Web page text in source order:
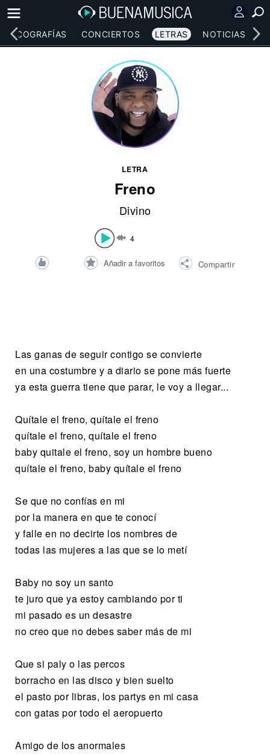
DISCOGRAFÍAS CONCIERTOS LETRAS NOTICIAS
LETRA
Freno
Divino
4
Añadir a favoritos Compartir
Las ganas de seguir contigo se convierte
en una costumbre y a diario se pone más fuerte
ya esta guerra tiene que parar, le voy a llegar...
Quítale el freno, quítale el freno
quítale el freno, quítale el freno
baby quitale el freno, soy un hombre bueno
quítale el freno, baby quítale el freno
Se que no confías en mi
por la manera en que te conocí
y falle en no decirte los nombres de
todas las mujeres a las que se lo metí
Baby no soy un santo
te juro que ya estoy cambiando por ti
mi pasado es un desastre
no creo que no debes saber más de mi
Que si paly o las percos
borracho en las disco y bien suelto
el pasto por libras, los partys en mi casa
con gatas por todo el aeropuerto
Amigo de los anormales